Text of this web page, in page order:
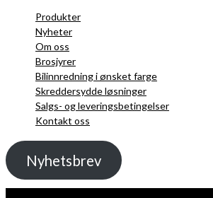
Produkter
Nyheter
Om oss
Brosjyrer
Bilinnredning i ønsket farge
Skreddersydde løsninger
Salgs- og leveringsbetingelser
Kontakt oss
Nyhetsbrev